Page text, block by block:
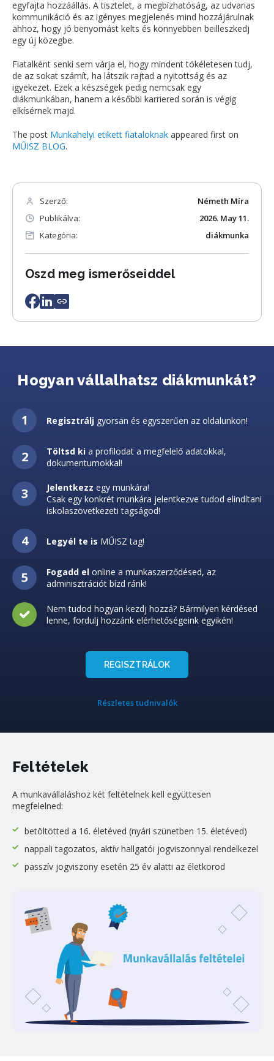
egyfajta hozzáállás. A tisztelet, a megbízhatóság, az udvarias
kommunikáció és az igényes megjelenés mind hozzájárulnak
ahhoz, hogy jó benyomást kelts és könnyebben beilleszkedj
egy új közegbe.
Fiatalként senki sem várja el, hogy mindent tökéletesen tudj,
de az sokat számít, ha látszik rajtad a nyitottság és az
igyekezet. Ezek a készségek pedig nemcsak egy
diákmunkában, hanem a későbbi karriered során is végig
elkísérnek majd.
The post Munkahelyi etikett fiataloknak appeared first on
MŰISZ BLOG.
Szerző:
Németh Míra
Publikálva:
2026. May 11.
Kategória:
diákmunka
Oszd meg ismerőseiddel
Hogyan vállalhatsz diákmunkát?
Regisztrálj gyorsan és egyszerűen az oldalunkon!
Töltsd ki a profilodat a megfelelő adatokkal,
dokumentumokkal!
Jelentkezz egy munkára!
Csak egy konkrét munkára jelentkezve tudod elindítani
iskolaszövetkezeti tagságod!
Legyél te is MŰISZ tag!
Fogadd el online a munkaszerződésed, az
adminisztrációt bízd ránk!
Nem tudod hogyan kezdj hozzá? Bármilyen kérdésed
lenne, fordulj hozzánk elérhetőségeink egyikén!
REGISZTRÁLOK
Részletes tudnivalók
Feltételek
A munkavállaláshoz két feltételnek kell együttesen
megfelelned:
betöltötted a 16. életéved (nyári szünetben 15. életéved)
nappali tagozatos, aktív hallgatói jogviszonnyal rendelkezel
passzív jogviszony esetén 25 év alatti az életkorod